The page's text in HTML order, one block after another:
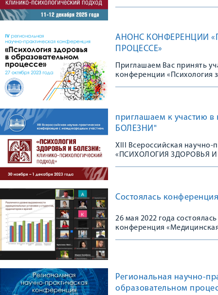
АНОНС КОНФЕРЕНЦИИ
ПРОЦЕССЕ»
Приглашаем Вас принять
конференции «Психология
приглашаем к участию
БОЛЕЗНИ"
XIII Всероссийская
«ПСИХОЛОГИЯ ЗДОРОВЬЯ
Состоялась
26 мая 2022 года
конференция
Региональная научно-
образовательном